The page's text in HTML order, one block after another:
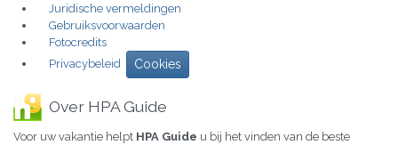
Juridische vermeldingen
Gebruiksvoorwaarden
Fotocredits
Privacybeleid
Cookies
Over HPA Guide
Voor uw vakantie helpt HPA Guide u bij het vinden van de beste